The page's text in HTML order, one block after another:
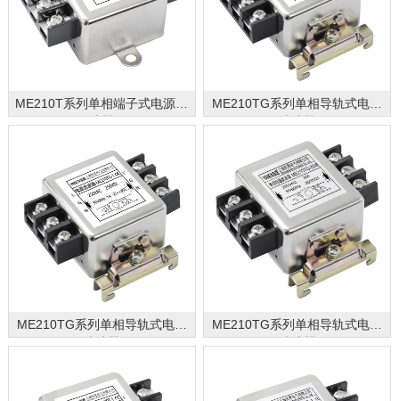
ME210T系列单相端子式电源滤
波器
ME210TG系列单相导轨式电源
滤波器
ME210TG系列单相导轨式电源
滤波器
ME210TG系列单相导轨式电源
滤波器